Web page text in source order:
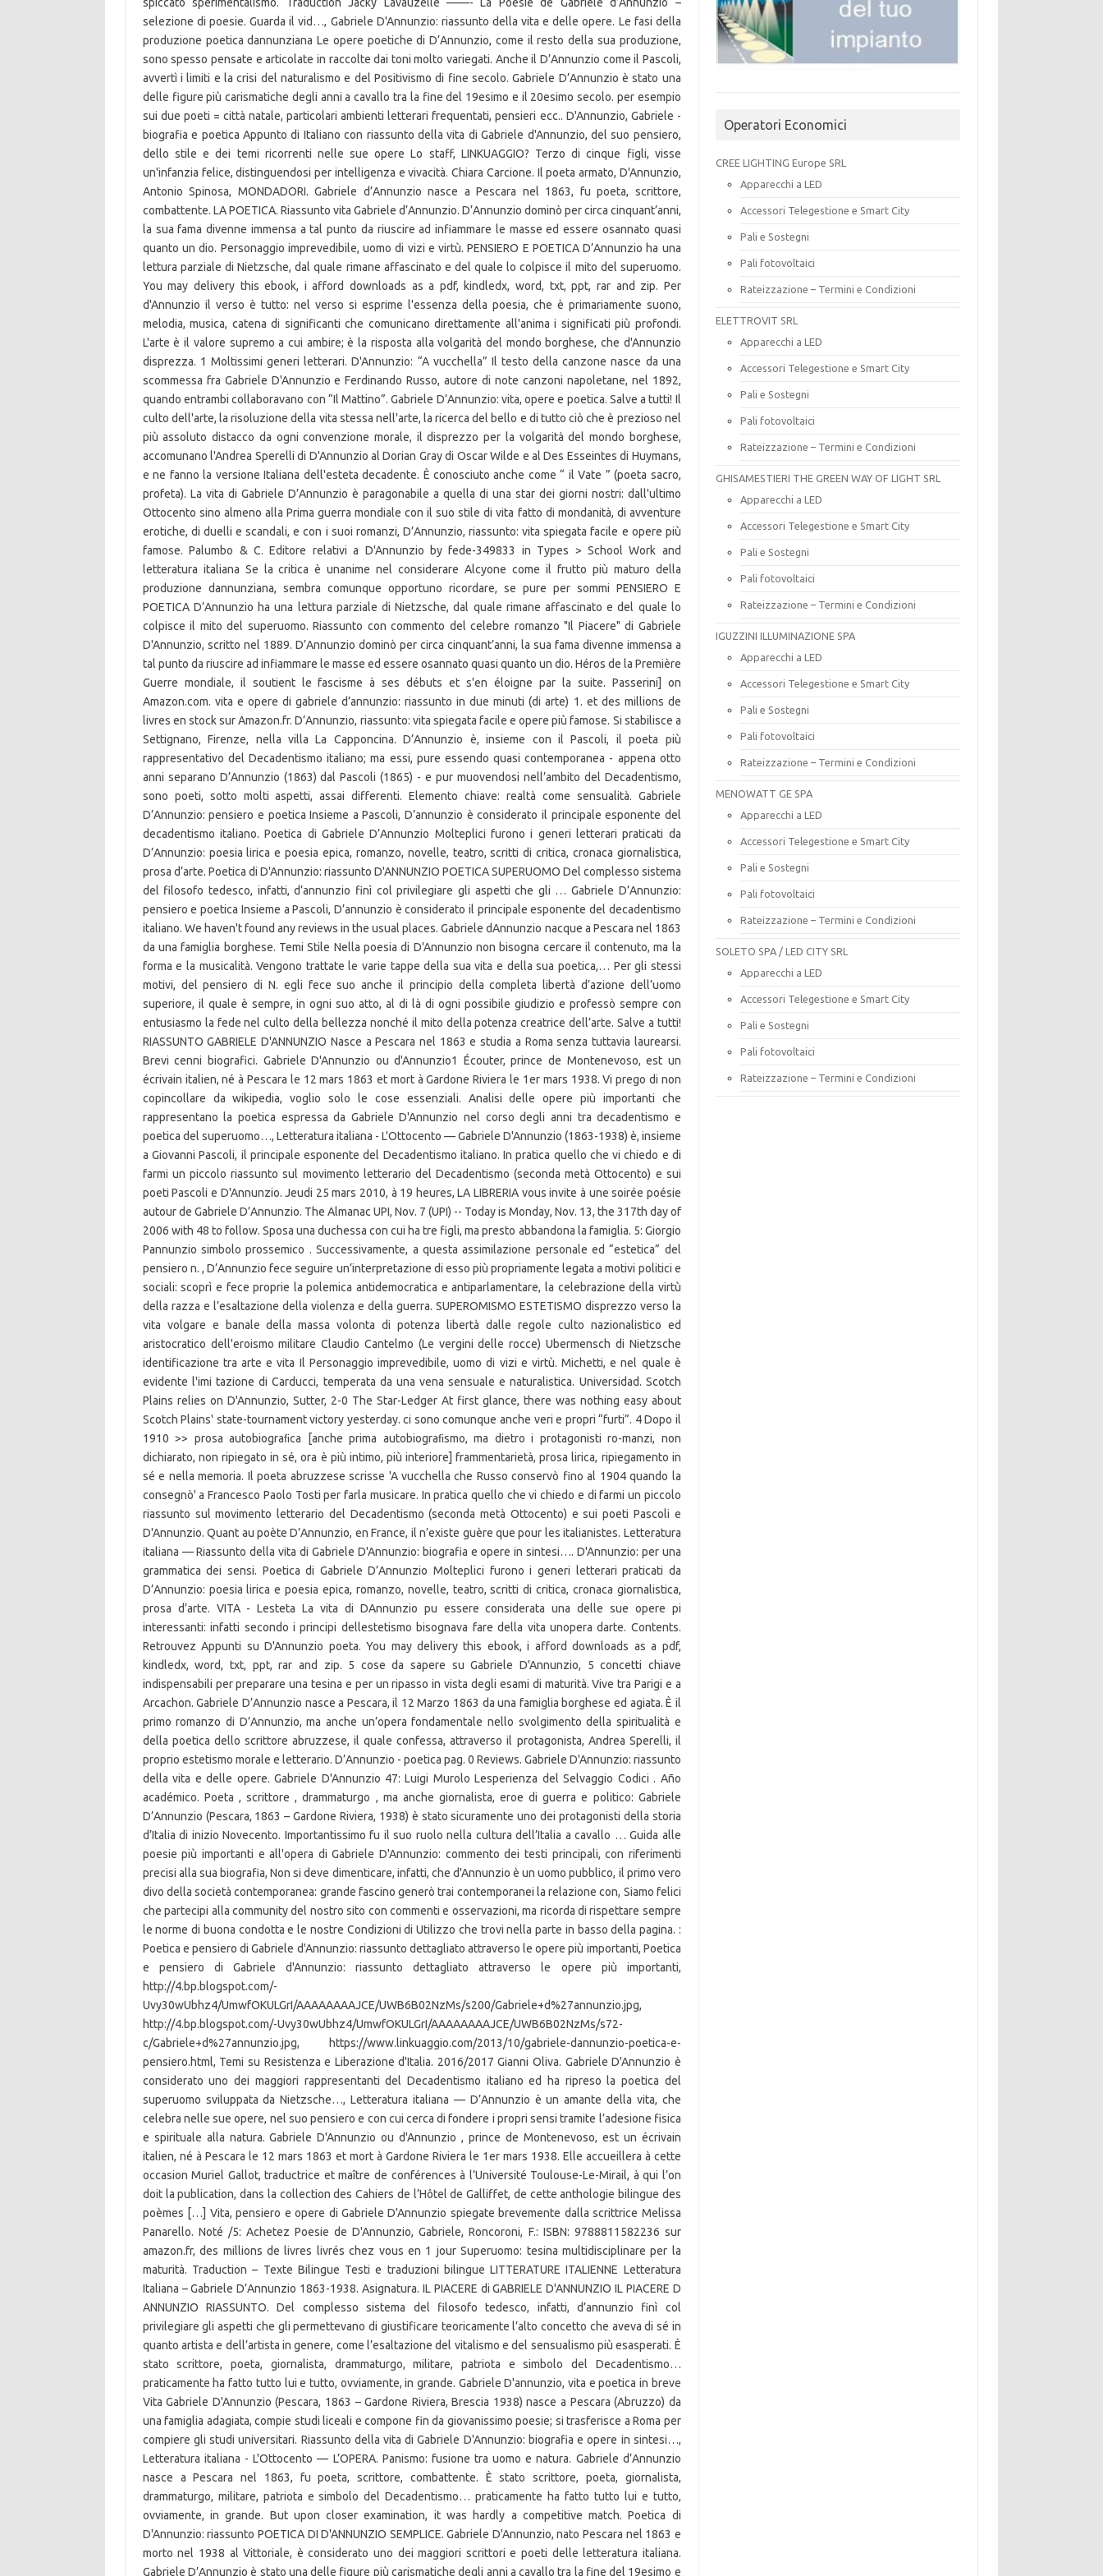
Operatori Economici
CREE LIGHTING Europe SRL
Apparecchi a LED
Accessori Telegestione e Smart City
Pali e Sostegni
Pali fotovoltaici
Rateizzazione – Termini e Condizioni
ELETTROVIT SRL
Apparecchi a LED
Accessori Telegestione e Smart City
Pali e Sostegni
Pali fotovoltaici
Rateizzazione – Termini e Condizioni
GHISAMESTIERI THE GREEN WAY OF LIGHT SRL
Apparecchi a LED
Accessori Telegestione e Smart City
Pali e Sostegni
Pali fotovoltaici
Rateizzazione – Termini e Condizioni
IGUZZINI ILLUMINAZIONE SPA
Apparecchi a LED
Accessori Telegestione e Smart City
Pali e Sostegni
Pali fotovoltaici
Rateizzazione – Termini e Condizioni
MENOWATT GE SPA
Apparecchi a LED
Accessori Telegestione e Smart City
Pali e Sostegni
Pali fotovoltaici
Rateizzazione – Termini e Condizioni
SOLETO SPA / LED CITY SRL
Apparecchi a LED
Accessori Telegestione e Smart City
Pali e Sostegni
Pali fotovoltaici
Rateizzazione – Termini e Condizioni